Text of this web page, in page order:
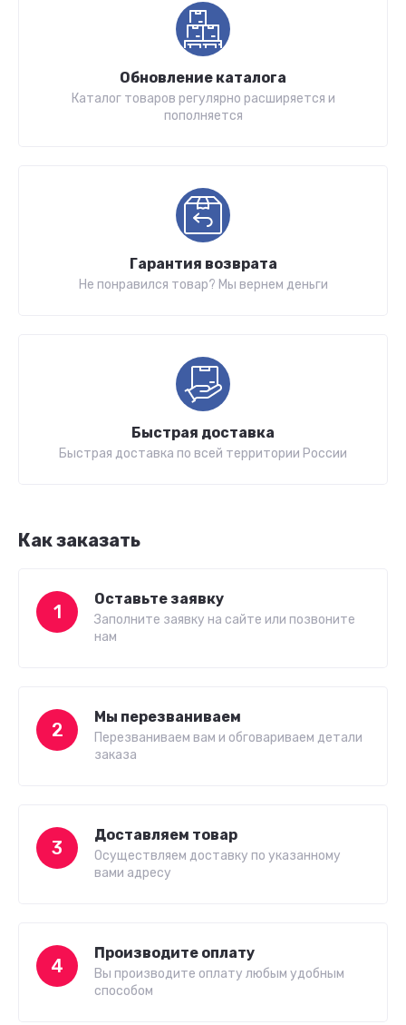
Обновление каталога
Каталог товаров регулярно расширяется и
пополняется
Гарантия возврата
Не понравился товар? Мы вернем деньги
Быстрая доставка
Быстрая доставка по всей территории России
Как заказать
1
Оставьте заявку
Заполните заявку на сайте или позвоните
нам
2
Мы перезваниваем
Перезваниваем вам и обговариваем детали
заказа
3
Доставляем товар
Осуществляем доставку по указанному
вами адресу
4
Производите оплату
Вы производите оплату любым удобным
способом